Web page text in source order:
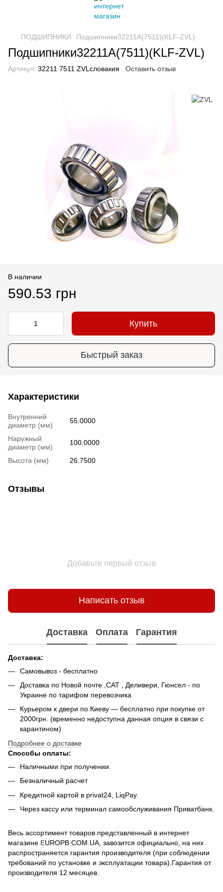
ПОДШИПНИКИ Подшипники32211A(7511)(KLF-ZVL)
Подшипники32211A(7511)(KLF-ZVL)
Артикул: 32211 7511 ZVLсловакия Оставить отзыв
В наличии
590.53 грн
Купить
Быстрый заказ
Характеристики
Внутренний
диаметр (мм)
55.0000
Наружный
диаметр (мм)
100.0000
Высота (мм) 26.7500
Отзывы
Добавьте первый отзыв
Написать отзыв
Доставка Оплата Гарантия
Доставка:
Самовывоз - беcплатно
Доставка по Новой почте ,САТ , Деливери, Гюнсел - по
Украине по тарифом перевозчика
Курьером к двери по Киеву — бесплатно при покупке от
2000грн. (временно недоступна данная опция в связи с
карантином)
Подробнее о доставке
Способы оплаты:
Наличными при получении.
Безналичный расчет
Кредитной картой в privat24, LiqPay.
Через кассу или терминал самообслуживания Приватбанк.
Весь ассортимент товаров представленный в интернет
магазине EUROPB.COM.UA, завозится официально, на них
распространяется гарантия производителя (при соблюдении
требований по установке и эксплуатации товара).Гарантия от
производителя 12 месяцев.